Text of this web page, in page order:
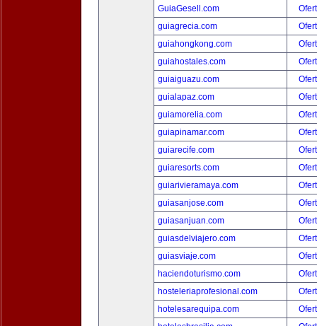
GuiaGesell.com
guiagrecia.com
guiahongkong.com
guiahostales.com
guiaiguazu.com
guialapaz.com
guiamorelia.com
guiapinamar.com
guiarecife.com
guiaresorts.com
guiarivieramaya.com
guiasanjose.com
guiasanjuan.com
guiasdelviajero.com
guiasviaje.com
haciendoturismo.com
hosteleriaprofesional.com
hotelesarequipa.com